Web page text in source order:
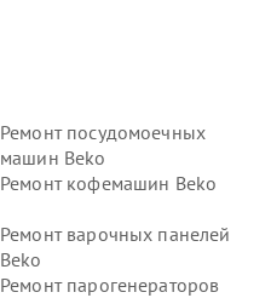
Ремонт посудомоечных
машин Beko
Ремонт кофемашин Beko
Ремонт варочных панелей
Beko
Ремонт парогенераторов